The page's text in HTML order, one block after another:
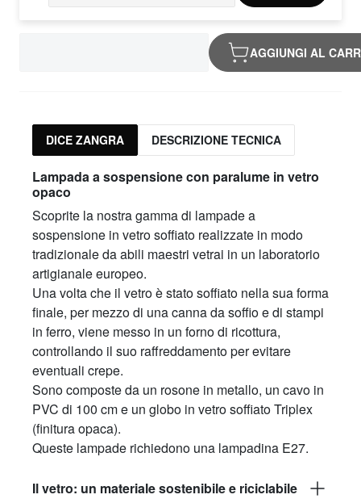
AGGIUNGI AL
DICE ZANGRA DESCRIZIONE TECNICA
Lampada a sospensione con paralume in vetro
opaco
Scoprite la nostra gamma di lampade a
sospensione in vetro soffiato realizzate in modo
tradizionale da abili maestri vetrai in un laboratorio
artigianale europeo.
Una volta che il vetro è stato soffiato nella sua forma
finale, per mezzo di una canna da soffio e di stampi
in ferro, viene messo in un forno di ricottura,
controllando il suo raffreddamento per evitare
eventuali crepe.
Sono composte da un rosone in metallo, un cavo in
PVC di 100 cm e un globo in vetro soffiato Triplex
(finitura opaca).
Queste lampade richiedono una lampadina E27.
Il vetro: un materiale sostenibile e riciclabile